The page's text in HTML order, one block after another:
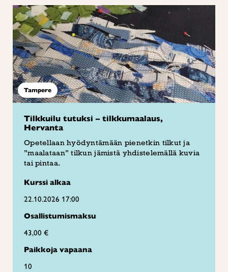
Tampere
Tilkkuilu tutuksi – tilkkumaalaus,
Hervanta
Opetellaan hyödyntämään pienetkin tilkut ja
”maalataan” tilkun jämistä yhdistelemällä kuvia
tai pintaa.
Kurssi alkaa
22.10.2026 17:00
Osallistumismaksu
43,00 €
Paikkoja vapaana
10